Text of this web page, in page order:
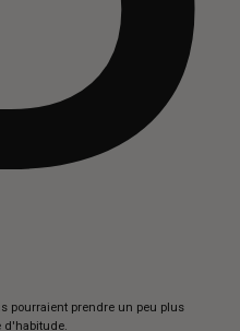
pourraient prendre un peu plus
d'habitude.